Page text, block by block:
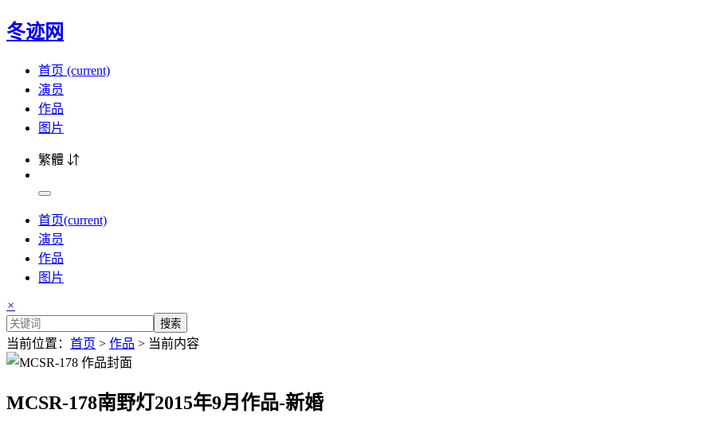
冬迹网
首页 (current)
演员
作品
图片
繁體 ⇵
首页(current)
演员
作品
图片
×
搜索
当前位置： 首页 > 作品 > 当前内容
MCSR-178南野灯2015年9月作品-新婚